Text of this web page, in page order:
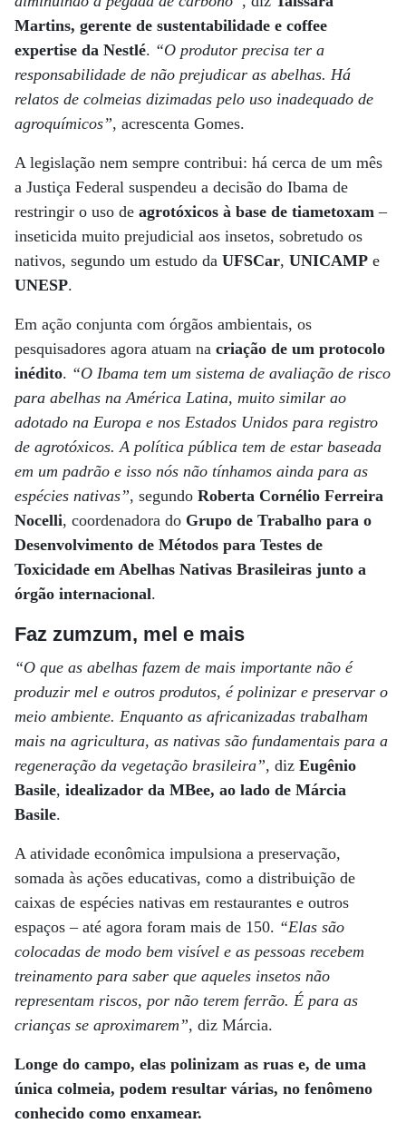
Martins, gerente de sustentabilidade e coffee
expertise da Nestlé. “O produtor precisa ter a
responsabilidade de não prejudicar as abelhas. Há
relatos de colmeias dizimadas pelo uso inadequado de
agroquímicos”, acrescenta Gomes.
A legislação nem sempre contribui: há cerca de um mês
a Justiça Federal suspendeu a decisão do Ibama de
restringir o uso de agrotóxicos à base de tiametoxam –
inseticida muito prejudicial aos insetos, sobretudo os
nativos, segundo um estudo da UFSCar, UNICAMP e
UNESP.
Em ação conjunta com órgãos ambientais, os
pesquisadores agora atuam na criação de um protocolo
inédito. “O Ibama tem um sistema de avaliação de risco
para abelhas na América Latina, muito similar ao
adotado na Europa e nos Estados Unidos para registro
de agrotóxicos. A política pública tem de estar baseada
em um padrão e isso nós não tínhamos ainda para as
espécies nativas”, segundo Roberta Cornélio Ferreira
Nocelli, coordenadora do Grupo de Trabalho para o
Desenvolvimento de Métodos para Testes de
Toxicidade em Abelhas Nativas Brasileiras junto a
órgão internacional.
Faz zumzum, mel e mais
“O que as abelhas fazem de mais importante não é
produzir mel e outros produtos, é polinizar e preservar o
meio ambiente. Enquanto as africanizadas trabalham
mais na agricultura, as nativas são fundamentais para a
regeneração da vegetação brasileira”, diz Eugênio
Basile, idealizador da MBee, ao lado de Márcia
Basile.
A atividade econômica impulsiona a preservação,
somada às ações educativas, como a distribuição de
caixas de espécies nativas em restaurantes e outros
espaços – até agora foram mais de 150. “Elas são
colocadas de modo bem visível e as pessoas recebem
treinamento para saber que aqueles insetos não
representam riscos, por não terem ferrão. É para as
crianças se aproximarem”, diz Márcia.
Longe do campo, elas polinizam as ruas e, de uma
única colmeia, podem resultar várias, no fenômeno
conhecido como enxamear.